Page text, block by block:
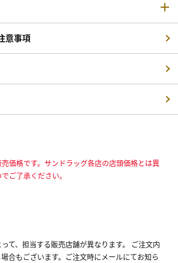
意事項
価格です。サンドラッグ各店の店頭価格とは異
ご了承ください。
て、担当する販売店舗が異なります。 ご注文内
合もございます。ご注文時にメールにてお知ら